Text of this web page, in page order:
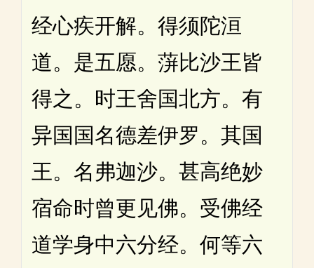
经心疾开解。得须陀洹
道。是五愿。蓱比沙王皆
得之。时王舍国北方。有
异国国名德差伊罗。其国
王。名弗迦沙。甚高绝妙
宿命时曾更见佛。受佛经
道学身中六分经。何等六